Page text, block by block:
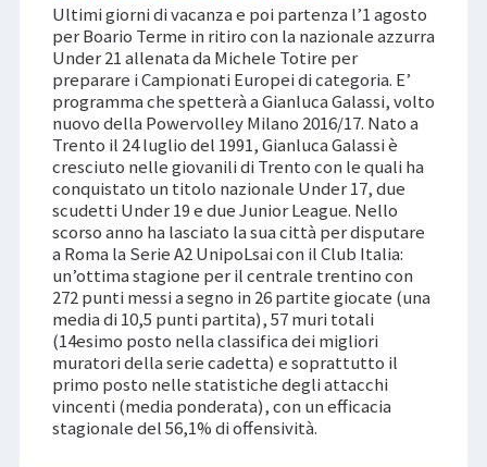
Ultimi giorni di vacanza e poi partenza l’1 agosto
per Boario Terme in ritiro con la nazionale azzurra
Under 21 allenata da Michele Totire per
preparare i Campionati Europei di categoria. E’
programma che spetterà a Gianluca Galassi, volto
nuovo della Powervolley Milano 2016/17. Nato a
Trento il 24 luglio del 1991, Gianluca Galassi è
cresciuto nelle giovanili di Trento con le quali ha
conquistato un titolo nazionale Under 17, due
scudetti Under 19 e due Junior League. Nello
scorso anno ha lasciato la sua città per disputare
a Roma la Serie A2 UnipoLsai con il Club Italia:
un’ottima stagione per il centrale trentino con
272 punti messi a segno in 26 partite giocate (una
media di 10,5 punti partita), 57 muri totali
(14esimo posto nella classifica dei migliori
muratori della serie cadetta) e soprattutto il
primo posto nelle statistiche degli attacchi
vincenti (media ponderata), con un efficacia
stagionale del 56,1% di offensività.